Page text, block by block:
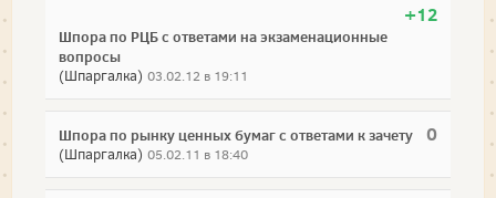
+12
Шпора по РЦБ с ответами на экзаменационные
вопросы
(Шпаргалка) 03.02.12 в 19:11
0
Шпора по рынку ценных бумаг с ответами к зачету
(Шпаргалка) 05.02.11 в 18:40